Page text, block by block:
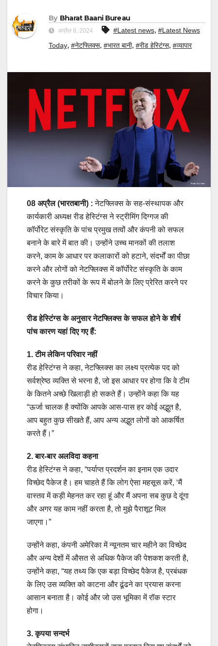
By Bharat Baani Bureau
अप्रैल 8, 2024 #Latest news, #Latest News
Today, #नेटफ्लिक्स, #भारत बानी, #रीड हेस्टिंग्स, #व्यापार
08 अप्रैल (भारतबानी) : नेटफ्लिक्स के सह-संस्थापक और
कार्यकारी अध्यक्ष रीड हेस्टिंग्स ने स्ट्रीमिंग दिग्गज की
कॉर्पोरेट संस्कृति के पांच प्रमुख तत्वों और कंपनी को सफल
बनाने के बारे में बात की। उन्होंने उच्च मानकों की तलाश
करने, काम के आधार पर कलाकारों को हटाने, संदर्भों का पीछा
करने और लोगों को नेटफ्लिक्स में कॉर्पोरेट संस्कृति के काम
करने के कुछ तरीकों के रूप में बोलने के लिए प्रेरित करने पर
विचार किया।
रीड हेस्टिंग्स के अनुसार नेटफ्लिक्स के सफल होने के शीर्ष
पांच कारण यहां दिए गए हैं:
1. टीम लेकिन परिवार नहीं
रीड हेस्टिंग्स ने कहा, नेटफ्लिक्स का लक्ष्य प्रत्येक पद को
सर्वश्रेष्ठ व्यक्ति से भरना है, जो इस आधार पर होगा कि वे टीम
के कितने अच्छे खिलाड़ी हो सकते हैं। उन्होंने कहा कि यह
“ऊर्जा चालक है क्योंकि आपके आस-पास हर कोई अद्भुत है,
आप बहुत कुछ सीखते हैं, आप अन्य अद्भुत लोगों को आकर्षित
करते हैं।”
2. बार-बार अलविदा कहना
रीड हेस्टिंग्स ने कहा, “पर्याप्त प्रदर्शन का इनाम एक उदार
विच्छेद पैकेज है। हम चाहते हैं कि लोग ऐसा महसूस करें, ‘मैं
वास्तव में कड़ी मेहनत कर रहा हूं और मैं अपना सब कुछ दे दूंगा
और अगर यह काम नहीं करता है, तो मुझे पैराशूट मिल
जाएगा।”
उन्होंने कहा, कंपनी अमेरिका में न्यूनतम चार महीने का विच्छेद
और अन्य देशों में औसत से अधिक पैकेज की पेशकश करती है,
उन्होंने कहा, “यह तथ्य कि एक बड़ा विच्छेद पैकेज है, प्रबंधक
के लिए उस व्यक्ति को काटना और ढूंढने का प्रयास करना
आसान बनाता है। कोई और जो उस भूमिका में रॉक स्टार
होगा।
3. कृपया सन्दर्भ